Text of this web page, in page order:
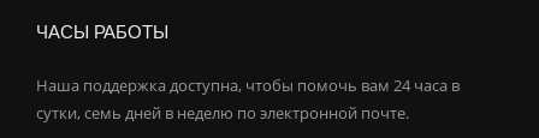
ЧАСЫ РАБОТЫ
Наша поддержка доступна, чтобы помочь вам 24 часа в
сутки, семь дней в неделю по электронной почте.